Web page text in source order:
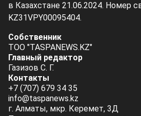
в Казахстане 21.06.2024. Номер
KZ31VPY00095404.
Собственник
ТОО "TASPANEWS.KZ"
Главный редактор
Газизов С. Г.
Контакты
+7 (707) 679 34 35
info@taspanews.kz
г. Алматы, мкр. Керемет, 3Д